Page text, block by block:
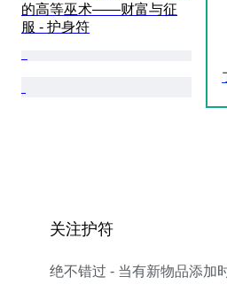
的高等巫术——财富与征
服 - 护身符
关注护符
绝不错过 - 当有新物品添加